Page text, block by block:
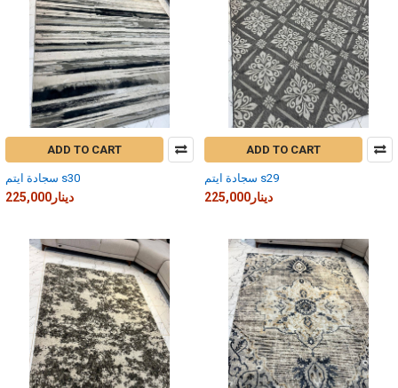
ADD TO CART
سجادة ايتم s30
225,000دينار
ADD TO CART
سجادة ايتم s29
225,000دينار